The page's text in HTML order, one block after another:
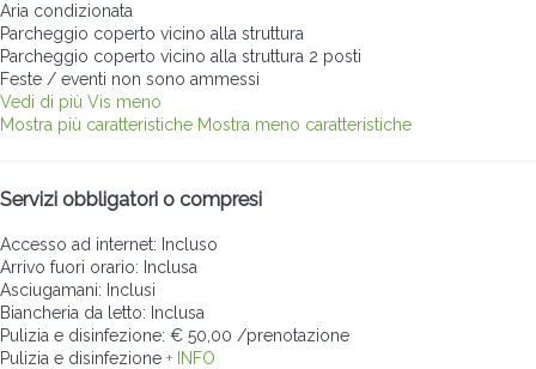
Aria condizionata
Parcheggio coperto vicino alla struttura
Parcheggio coperto vicino alla struttura 2 posti
Feste / eventi non sono ammessi
Vedi di più Vis meno
Mostra più caratteristiche Mostra meno caratteristiche
Servizi obbligatori o compresi
Accesso ad internet: Incluso
Arrivo fuori orario: Inclusa
Asciugamani: Inclusi
Biancheria da letto: Inclusa
Pulizia e disinfezione: € 50,00 /prenotazione
Pulizia e disinfezione + INFO